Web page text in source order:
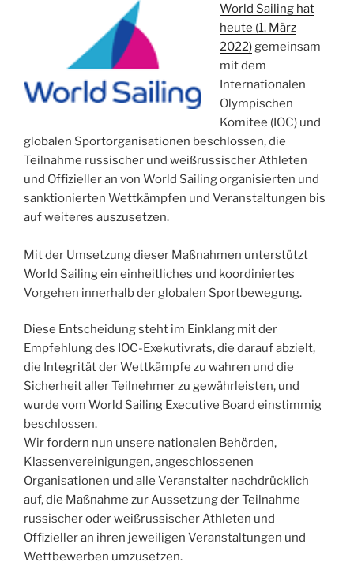
World Sailing hat
heute (1. März
2022)gemeinsam
mit dem
Internationalen
Olympischen
Komitee (IOC) und
globalen Sportorganisationen beschlossen, die
Teilnahme russischer und weißrussischer Athleten
und Offizieller an von World Sailing organisierten und
sanktionierten Wettkämpfen und Veranstaltungen bis
auf weiteres auszusetzen.
Mit der Umsetzung dieser Maßnahmen unterstützt
World Sailing ein einheitliches und koordiniertes
Vorgehen innerhalb der globalen Sportbewegung.
Diese Entscheidung steht im Einklang mit der
Empfehlung des IOC-Exekutivrats, die darauf abzielt,
die Integrität der Wettkämpfe zu wahren und die
Sicherheit aller Teilnehmer zu gewährleisten, und
wurde vom World Sailing Executive Board einstimmig
beschlossen.
Wir fordern nun unsere nationalen Behörden,
Klassenvereinigungen, angeschlossenen
Organisationen und alle Veranstalter nachdrücklich
auf, die Maßnahme zur Aussetzung der Teilnahme
russischer oder weißrussischer Athleten und
Offizieller an ihren jeweiligen Veranstaltungen und
Wettbewerben umzusetzen.